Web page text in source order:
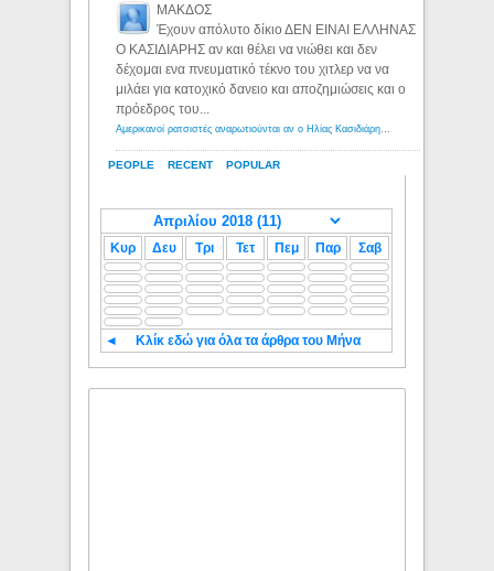
PEOPLE RECENT POPULAR
ΜΑΚΔΟΣ
Έχουν απόλυτο δίκιο ΔΕΝ ΕΙΝΑΙ ΕΛΛΗΝΑΣ
Ο ΚΑΣΙΔΙΑΡΗΣ αν και θέλει να νιώθει και δεν
δέχομαι ενα πνευματικό τέκνο του χιτλερ να να
μιλάει για κατοχικό δανειο και αποζημιώσεις και ο
πρόεδρος του...
Αμερικανοί ρατσιστές αναρωτιούνται αν ο Ηλίας Κασιδιάρης ανήκει στη λευκή φυλή... - Λόγιος Ερμής
Κυρ Δευ Τρι Τετ Πεμ Παρ Σαβ
◄ Κλίκ εδώ για όλα τα άρθρα του Μήνα